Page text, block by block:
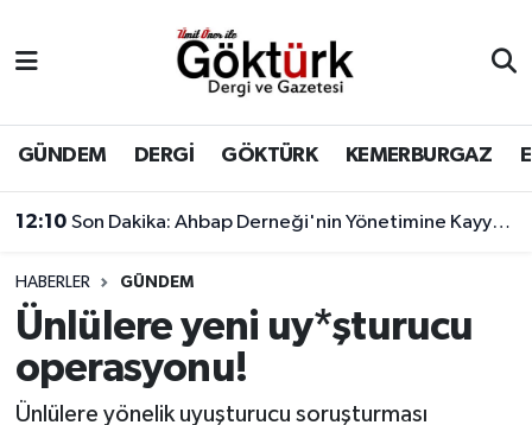
GÜNDEM DERGİ GÖKTÜRK KEMERBURGAZ
12:10 Son Dakika: Ahbap Derneği'nin Yönetimine Kayyum Atandı
HABERLER GÜNDEM
Ünlülere yeni uy*şturucu
operasyonu!
Ünlülere yönelik uyuşturucu soruşturması
BİLİM
DERGİ
DÜNYA
EĞİTİM
EKONOMİ
Eyüpsultan Hava Durumu
Eyüpsultan Trafik Yoğunluk Haritası
Süper Lig Puan Durumu ve Fikstür
Tüm Manşetler
Son Dakika Haberleri
Haber Arşivi